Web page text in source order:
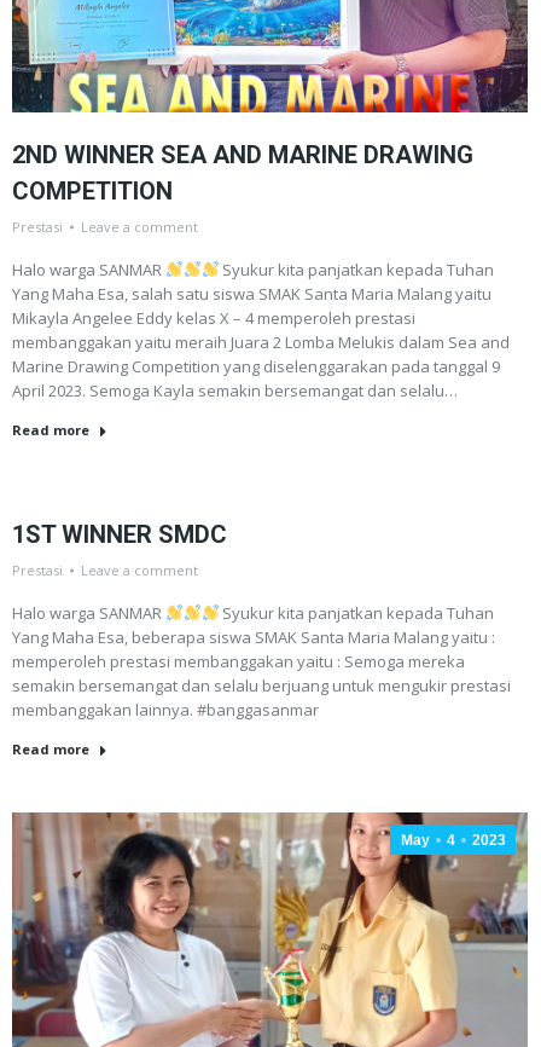
2ND WINNER SEA AND MARINE DRAWING
COMPETITION
Prestasi Leave a comment
Halo warga SANMAR
Syukur kita panjatkan kepada Tuhan
Yang Maha Esa, salah satu siswa SMAK Santa Maria Malang yaitu
Mikayla Angelee Eddy kelas X – 4 memperoleh prestasi
membanggakan yaitu meraih Juara 2 Lomba Melukis dalam Sea and
Marine Drawing Competition yang diselenggarakan pada tanggal 9
April 2023. Semoga Kayla semakin bersemangat dan selalu…
Read more
1ST WINNER SMDC
Prestasi Leave a comment
Halo warga SANMAR
Syukur kita panjatkan kepada Tuhan
Yang Maha Esa, beberapa siswa SMAK Santa Maria Malang yaitu :
memperoleh prestasi membanggakan yaitu : Semoga mereka
semakin bersemangat dan selalu berjuang untuk mengukir prestasi
membanggakan lainnya. #banggasanmar
Read more
May 4 2023